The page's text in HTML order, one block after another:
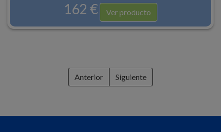
162 € Ver producto
Anterior Siguiente